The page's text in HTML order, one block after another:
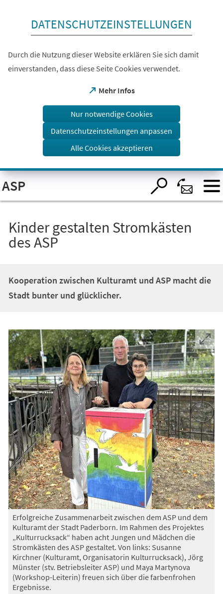
Visuelle
Assistenzsoftware
öffnen.
DATENSCHUTZEINSTELLUNGEN
Durch die Nutzung dieser Website erklären Sie sich damit
einverstanden, dass diese Seite Cookies verwendet.
Mehr Infos
(Öffnet
einem
Tab)
Nur notwendige Cookies
Datenschutzeinstellungen anpassen
Alle Cookies akzeptieren
ASP
Kinder gestalten Stromkästen
des ASP
Kooperation zwischen Kulturamt und ASP macht die
Stadt bunter und glücklicher.
Erfolgreiche Zusammenarbeit zwischen dem ASP und dem
Kulturamt der Stadt Paderborn. Im Rahmen des Projektes
„Kulturrucksack“ haben acht Jungen und Mädchen die
Stromkästen des ASP gestaltet. Von links: Susanne
Kirchner (Kulturamt, Organisatorin Kulturrucksack), Jörg
Münster (stv. Betriebsleiter ASP) und Maya Martynova
(Workshop-Leiterin) freuen sich über die farbenfrohen
Ergebnisse.